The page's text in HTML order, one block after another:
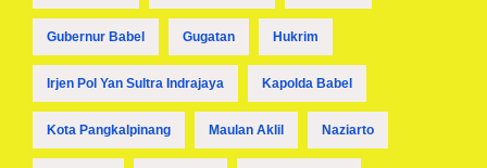
Gubernur Babel Gugatan Hukrim
Irjen Pol Yan Sultra Indrajaya Kapolda Babel
Kota Pangkalpinang Maulan Aklil Naziarto